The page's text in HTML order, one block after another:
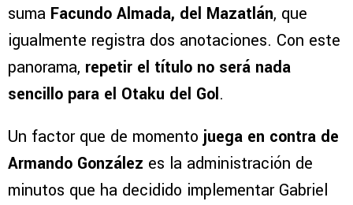
suma Facundo Almada, del Mazatlán, que
igualmente registra dos anotaciones. Con este
panorama, repetir el título no será nada
sencillo para el Otaku del Gol.
Un factor que de momento juega en contra de
Armando González es la administración de
minutos que ha decidido implementar Gabriel